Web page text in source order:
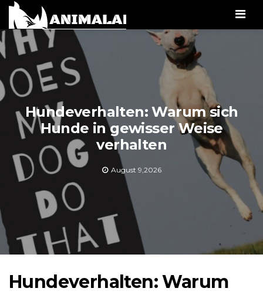
Hundeverhalten: Warum sich
Hunde in gewisser Weise
verhalten
August 9,2026
Hundeverhalten: Warum